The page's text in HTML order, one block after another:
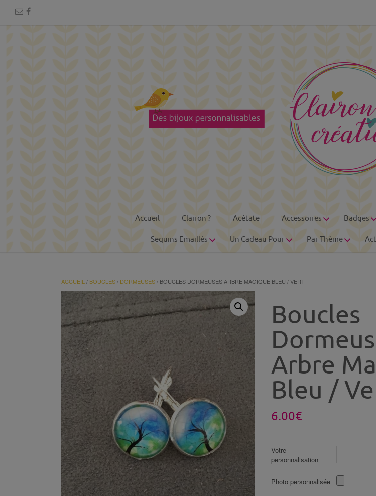
Accueil Clairon ? Acétate Accessoires Badges
Sequins Emaillés Un Cadeau Pour Par Thème
ACCUEIL / BOUCLES/ DORMEUSES/ BOUCLES DORMEUSES ARBRE MAGIQUE BLEU / VERT
Boucles
Arbre
Bleu /
6.00€
Votre
personnalisation
Photo personnalisée